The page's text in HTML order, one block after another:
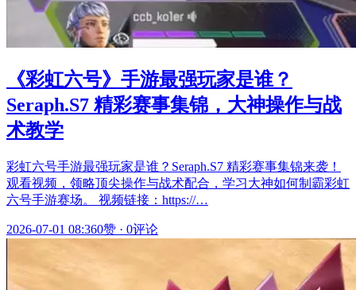
《彩虹六号》手游最强玩家是谁？
Seraph.S7 精彩赛事集锦，大神操作与战
术教学
彩虹六号手游最强玩家是谁？Seraph.S7 精彩赛事集锦来袭！
观看视频，领略顶尖操作与战术配合，学习大神如何制霸彩虹
六号手游赛场。 视频链接：https://…
2026-07-01 08:360赞 · 0评论